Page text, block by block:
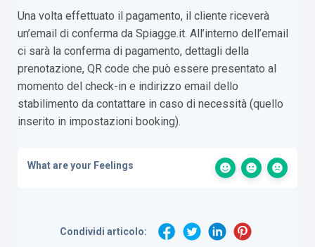
Una volta effettuato il pagamento, il cliente riceverà
un’email di conferma da Spiagge.it. All’interno dell’email
ci sarà la conferma di pagamento, dettagli della
prenotazione, QR code che può essere presentato al
momento del check-in e indirizzo email dello
stabilimento da contattare in caso di necessità (quello
inserito in impostazioni booking).
What are your Feelings
Condividi articolo: